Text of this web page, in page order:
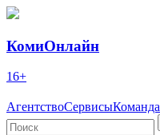
КомиОнлайн
16+
АгентствоСервисыКоманда